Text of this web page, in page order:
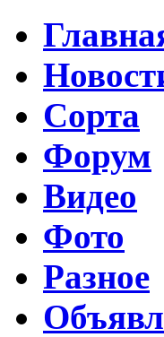
Сорта
Форум
Видео
Фото
Разное